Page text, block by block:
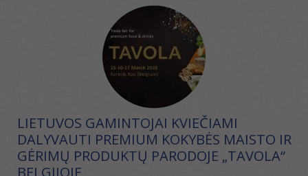
LIETUVOS GAMINTOJAI KVIEČIAMI
DALYVAUTI PREMIUM KOKYBĖS MAISTO IR
GĖRIMŲ PRODUKTŲ PARODOJE „TAVOLA“
BELGIJOJE